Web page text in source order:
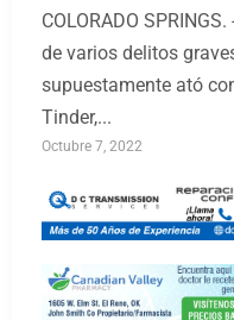
COLORADO
de varios delitos
supuestamente ató
Tinder,...
Octubre 7, 2022